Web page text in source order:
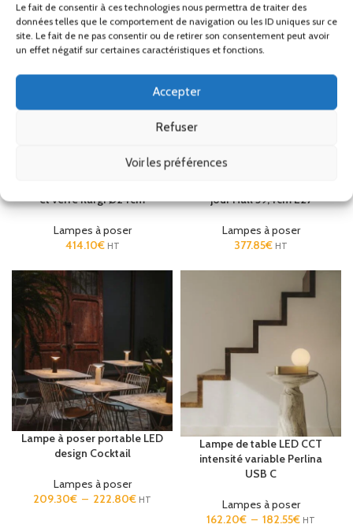
Le fait de consentir à ces technologies nous permettra de traiter des
données telles que le comportement de navigation ou les ID uniques sur ce
site. Le fait de ne pas consentir ou de retirer son consentement peut avoir
un effet négatif sur certaines caractéristiques et fonctions.
Accepter
Refuser
Voir les préférences
et verre Ilargi Ø24cm
Lampes à poser
414.10€ HT
jour Hall 59,4cm E27
Lampes à poser
377.85€ HT
Lampe à poser portable LED
design Cocktail
Lampes à poser
209.30€ – 222.80€ HT
Lampe de table LED CCT
intensité variable Perlina
USB C
Lampes à poser
162.20€ – 182.55€ HT